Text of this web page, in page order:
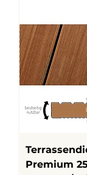
Premium